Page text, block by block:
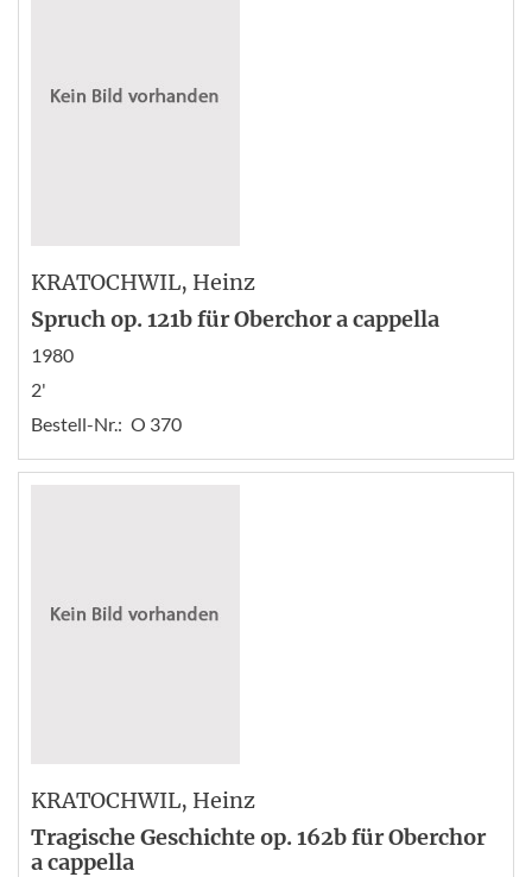
KRATOCHWIL, Heinz
Spruch op. 121b für Oberchor a cappella
1980
2'
Bestell-Nr.: O 370
KRATOCHWIL, Heinz
Tragische Geschichte op. 162b für Oberchor
a cappella